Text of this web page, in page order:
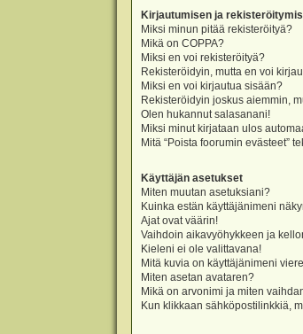
Kirjautumisen ja
Miksi minun pitää rekisteröityä?
Mikä on COPPA?
Miksi en voi rekisteröityä?
Rekisteröidyin, mutta en voi
Miksi en voi kirjautua sisään?
Rekisteröidyin joskus aiemmin,
Olen hukannut salasanani!
Miksi minut kirjataan ulos
Mitä “Poista foorumin evästeet”
Käyttäjän asetukset
Miten muutan asetuksiani?
Kuinka estän käyttäjänimeni
Ajat ovat väärin!
Vaihdoin aikavyöhykkeen ja
Kieleni ei ole valittavana!
Mitä kuvia on käyttäjänimeni
Miten asetan avataren?
Mikä on arvonimi ja miten
Kun klikkaan sähköpostilinkkiä,